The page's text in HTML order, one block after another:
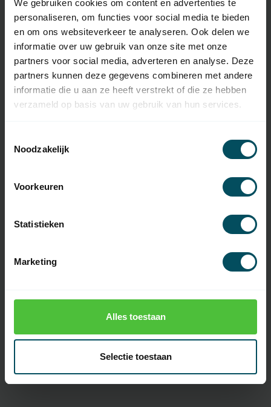
We gebruiken cookies om content en advertenties te
personaliseren, om functies voor social media te bieden
en om ons websiteverkeer te analyseren. Ook delen we
informatie over uw gebruik van onze site met onze
partners voor social media, adverteren en analyse. Deze
partners kunnen deze gegevens combineren met andere
informatie die u aan ze heeft verstrekt of die ze hebben
verzameld op basis van uw gebruik van hun services.
Noodzakelijk
Voorkeuren
Statistieken
Marketing
Alles toestaan
Selectie toestaan
SKU 1811610
Type d'Émetteur
manuel
Télécommande d'origine
Fréquence
Nombre de canaux 5 canaux
Couleur
Batterie(s)
Codage Somfy RTS
2020
Écran tactile Non